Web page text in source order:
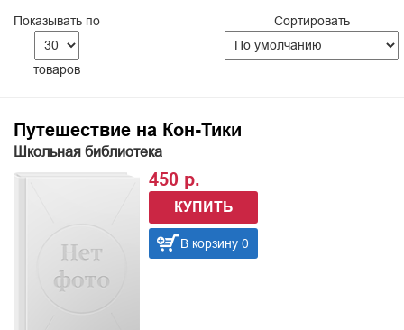
Показывать по
товаров
Сортировать
Путешествие на Кон-Тики
Школьная библиотека
450 р.
КУПИТЬ
В корзину 0